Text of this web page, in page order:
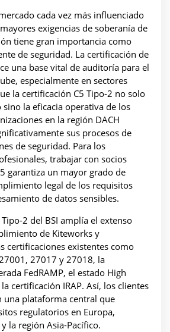
cada vez más influenciado
exigencias de soberanía de
tiene gran importancia como
de seguridad. La certificación de
una base vital de auditoría para el
especialmente en sectores
la certificación C5 Tipo-2 no solo
la eficacia operativa de los
en la región DACH
sus procesos de
de seguridad. Para los
trabajar con socios
garantiza un mayor grado de
legal de los requisitos
de datos sensibles.
2 del BSI amplía el extenso
de Kiteworks y
certificaciones existentes como
27017 y 27018, la
FedRAMP, el estado High
la certificación IRAP. Así, los clientes
una plataforma central que
regulatorios en Europa,
la región Asia-Pacífico.